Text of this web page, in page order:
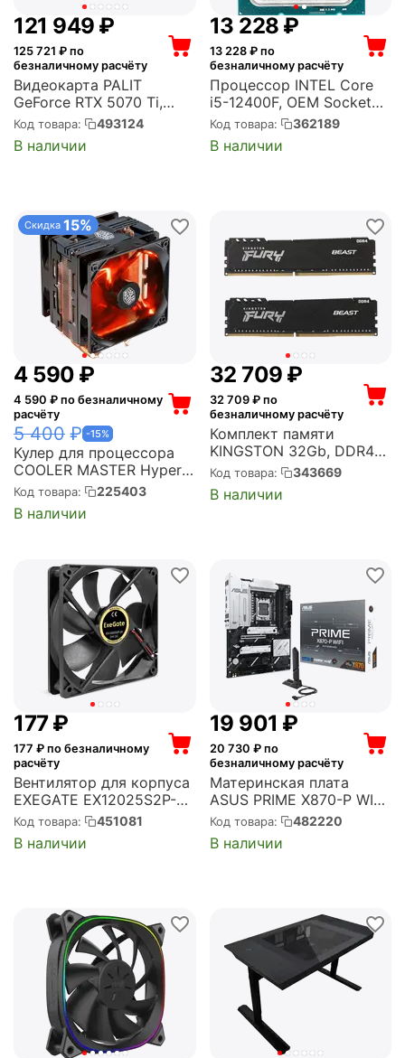
121 949 ₽
125 721 ₽ по
безналичному расчёту
Видеокарта PALIT
GeForce RTX 5070 Ti,
16Gb, GamingPro GDDR7,
256bit, 3fan
(NE7507T019T2-
Код товара: 493124
В наличии
13 228 ₽
13 228₽ по
безналичному расчёту
Процессор INTEL Core
i5-12400F, OEM Socket
1700, 6-ядерный, 2.5GHz,
Turbo: 4.4GHz, Alder
Lake, 117 Вт
Код товара: 362189
В наличии
Скидка 15%
4 590 ₽
4 590 ₽ по безналичному
расчёту
5 400 ₽ -15%
Кулер для процессора
COOLER MASTER Hyper
212 LED Turbo Black
Socket 775, 115x/1200,
2011/2066, AM2, AM3,
pin, кра...
Код товара: 225403
В наличии
32 709 ₽
32 709₽ по
безналичному расчёту
Комплект памяти
KINGSTON 32Gb, DDR4
DIMM, 3200MHz, FURY
Beast Black 2 модуля,
25600 Мб/с, CL16, 1.35 В,
Код товара: 343669
В наличии
‍177‍₽
177 ₽ по безналичному
расчёту
Вентилятор для корпуса
EXEGATE EX12025S2P-24
120x120x25 мм, 2100 об/
мин, 99 CFM, 35 дБ, 2
pin (EX295210RUS)
Код товара: 451081
В наличии
19 901 ₽
20 730 ₽ по
безналичному расчёту
Материнская плата
ASUS PRIME X870-P WIFI
Socket AM5, AMD X870,
4xDDR5, PCI-E 5.0,
4xM.2, HDMI, Wi-
Код товара: 482220
В наличии